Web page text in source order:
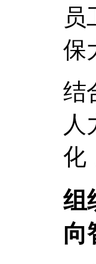
员
保
结
人
化
组
向